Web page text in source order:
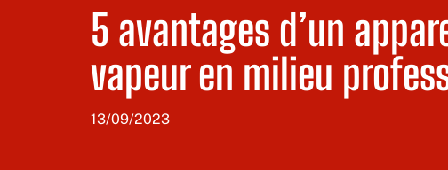
5 avantages d’un
vapeur en milieu
13/09/2023